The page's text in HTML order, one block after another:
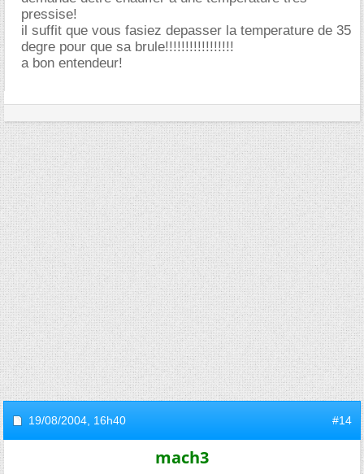
pressise!
il suffit que vous fasiez depasser la temperature de 35
degre pour que sa brule!!!!!!!!!!!!!!!!!
a bon entendeur!
19/08/2004, 16h40 #14
mach3